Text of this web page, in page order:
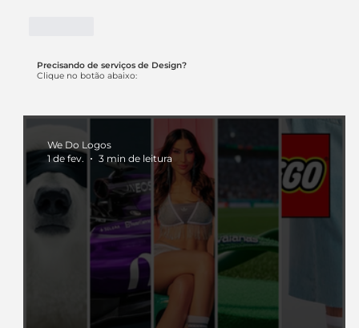
Precisando de serviços de Design?
Clique no botão abaixo:
We Do Logos
1 de fev.
3 min de leitura